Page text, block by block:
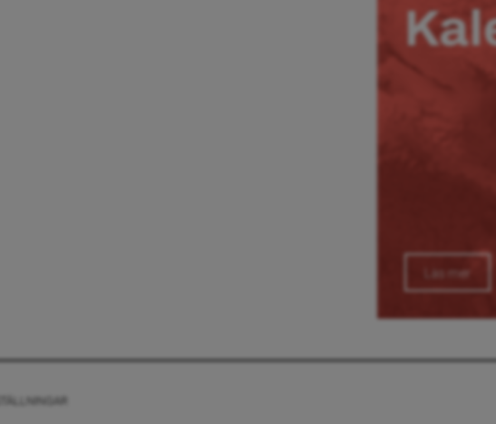
Läs mer